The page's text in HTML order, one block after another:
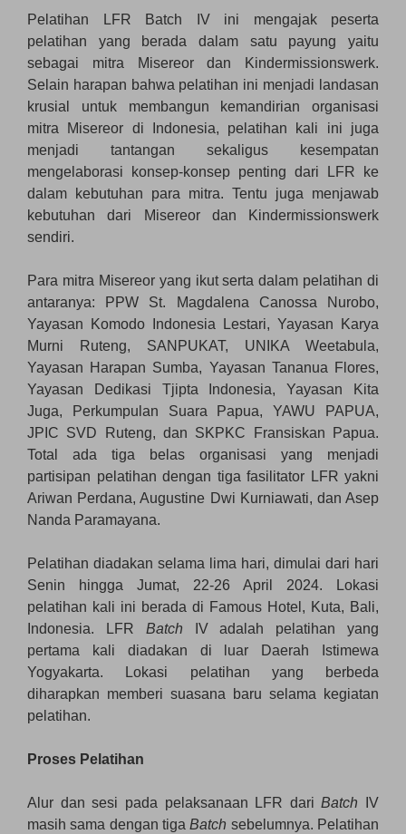
Pelatihan LFR Batch IV ini mengajak peserta
pelatihan yang berada dalam satu payung yaitu
sebagai mitra Misereor dan Kindermissionswerk.
Selain harapan bahwa pelatihan ini menjadi landasan
krusial untuk membangun kemandirian organisasi
mitra Misereor di Indonesia, pelatihan kali ini juga
menjadi tantangan sekaligus kesempatan
mengelaborasi konsep-konsep penting dari LFR ke
dalam kebutuhan para mitra. Tentu juga menjawab
kebutuhan dari Misereor dan Kindermissionswerk
sendiri.
Para mitra Misereor yang ikut serta dalam pelatihan di
antaranya: PPW St. Magdalena Canossa Nurobo,
Yayasan Komodo Indonesia Lestari, Yayasan Karya
Murni Ruteng, SANPUKAT, UNIKA Weetabula,
Yayasan Harapan Sumba, Yayasan Tananua Flores,
Yayasan Dedikasi Tjipta Indonesia, Yayasan Kita
Juga, Perkumpulan Suara Papua, YAWU PAPUA,
JPIC SVD Ruteng, dan SKPKC Fransiskan Papua.
Total ada tiga belas organisasi yang menjadi
partisipan pelatihan dengan tiga fasilitator LFR yakni
Ariwan Perdana, Augustine Dwi Kurniawati, dan Asep
Nanda Paramayana.
Pelatihan diadakan selama lima hari, dimulai dari hari
Senin hingga Jumat, 22-26 April 2024. Lokasi
pelatihan kali ini berada di Famous Hotel, Kuta, Bali,
Indonesia. LFR Batch
IV adalah pelatihan yang
pertama kali diadakan di luar Daerah Istimewa
Yogyakarta. Lokasi pelatihan yang berbeda
diharapkan memberi suasana baru selama kegiatan
pelatihan.
Proses Pelatihan
Alur dan sesi pada pelaksanaan LFR dariBatch IV
masih sama dengan tigaBatch sebelumnya. Pelatihan